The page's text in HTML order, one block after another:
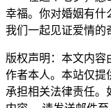
幸福。你对婚姻有什
我们一起见证爱情的
版权声明：本文内容
作者本人。本站仅提
承担相关法律责任。